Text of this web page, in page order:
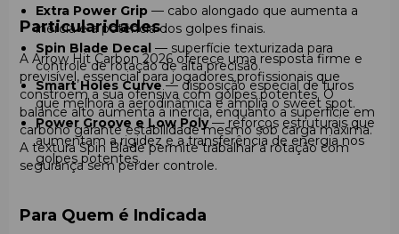
Extra Power Grip — cabo alongado que aumenta a
inércia e a potência dos golpes finais.
Spin Blade Decal — superfície texturizada para
controle de rotação de alta precisão.
Smart Holes Curve— disposição especial de furos
que melhora a aerodinâmica e amplia o sweet spot.
Power Groove e Low Poly— reforços estruturais que
aumentam a rigidez e a transferência de energia nos
golpes potentes.
Particularidades
A Arrow Hit Carbon 2026 oferece uma resposta firme e
previsível, essencial para jogadores profissionais que
constroem a sua ofensiva com golpes potentes. O
balance alto aumenta a inércia, enquanto a superfície em
carbono garante estabilidade mesmo sob carga máxima.
A textura Spin Blade permite trabalhar a rotação com
segurança sem perder controle.
Para Quem é Indicada